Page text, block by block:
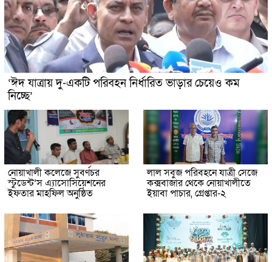
‘ঈদ যাত্রায় দু-একটি পরিবহন নির্ধারিত ভাড়ার চেয়েও কম
নিচ্ছে’
নোয়াখালী কলেজে সুবর্ণচর
স্টুডেন্ট’স এ্যাসোসিয়েশনের
ইফতার মাহফিল অনুষ্ঠিত
লাল সবুজ পরিবহনে যাত্রী সেজে
কক্সবাজার থেকে নোয়াখালীতে
ইয়াবা পাচার, গ্রেপ্তার-২